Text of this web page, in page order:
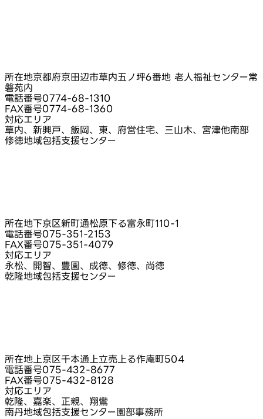
所在地京都府京田辺市草内五ノ坪6番地 老人福祉センター常
磐苑内
電話番号0774-68-1310
FAX番号0774-68-1360
対応エリア
草内、新興戸、飯岡、東、府営住宅、三山木、宮津他南部
修徳地域包括支援センター
所在地下京区新町通松原下る富永町110-1
電話番号075-351-2153
FAX番号075-351-4079
対応エリア
永松、開智、豊園、成徳、修徳、尚徳
乾隆地域包括支援センター
所在地 上京区千本通上立売上る作庵町504
電話番号075-432-8677
FAX番号075-432-8128
対応エリア
乾隆、嘉楽、正親、翔鸞
南丹地域包括支援センター園部事務所